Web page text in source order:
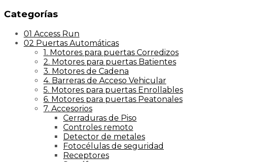
Categorías
01 Access Run
02 Puertas Automáticas
1. Motores para puertas Corredizos
2. Motores para puertas Batientes
3. Motores de Cadena
4. Barreras de Acceso Vehicular
5. Motores para puertas Enrollables
6. Motores para puertas Peatonales
7. Accesorios
Cerraduras de Piso
Controles remoto
Detector de metales
Fotocélulas de seguridad
Receptores